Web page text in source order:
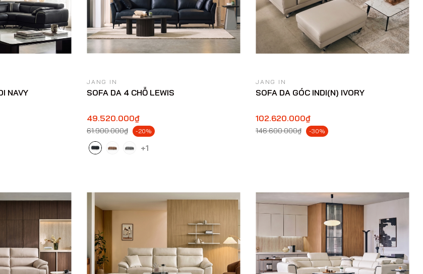
NAVY
JANG IN
SOFA DA 4 CHỖ LEWIS
49.520.000₫
61.900.000₫ -20%
+1
JANG IN
SOFA DA GÓC INDI(N) IVORY
102.620.000₫
146.600.000₫ -30%